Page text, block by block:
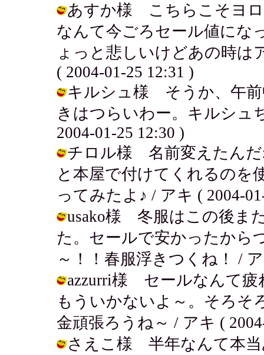
あすか様 こちらこそヨ
なんて今ごろセール値にな
ょっと悲しいけどあの時は
( 2004-01-25 12:31 )
キルシュ様 そうか、午前
きはつらいわー。キルシュ
2004-01-25 12:30 )
チロル様 名前変えたん
と本屋で付けてくれるのを
ってみたよ♪ / アキ ( 2004-
usako様 冬服はこの後ま
た。セールで安かったから
～！！春服浮きつくね！ /
azzurri様 セールなんて疲
もういかないよ～。そろそ
金頑張ろうね～ / アキ (
さえこ様 半年なんて本当